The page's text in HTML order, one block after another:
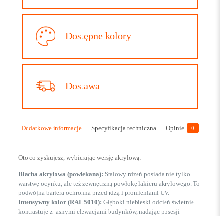
Dostępne kolory
Dostawa
Dodatkowe informacje Specyfikacja techniczna Opinie 0
Oto co zyskujesz, wybierając wersję akrylową:
Blacha akrylowa (powlekana): Stalowy rdzeń posiada nie tylko
warstwę ocynku, ale też zewnętrzną powłokę lakieru akrylowego. To
podwójna bariera ochronna przed rdzą i promieniami UV.
Intensywny kolor (RAL 5010): Głęboki niebieski odcień świetnie
kontrastuje z jasnymi elewacjami budynków, nadając posesji